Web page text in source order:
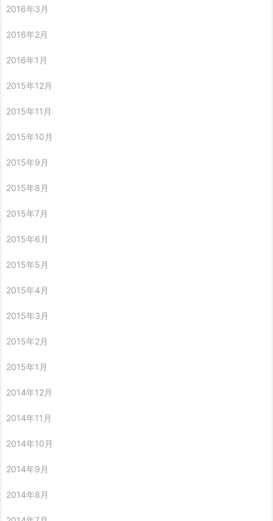
2016年3月
2016年2月
2016年1月
2015年12月
2015年11月
2015年10月
2015年9月
2015年8月
2015年7月
2015年6月
2015年5月
2015年4月
2015年3月
2015年2月
2015年1月
2014年12月
2014年11月
2014年10月
2014年9月
2014年8月